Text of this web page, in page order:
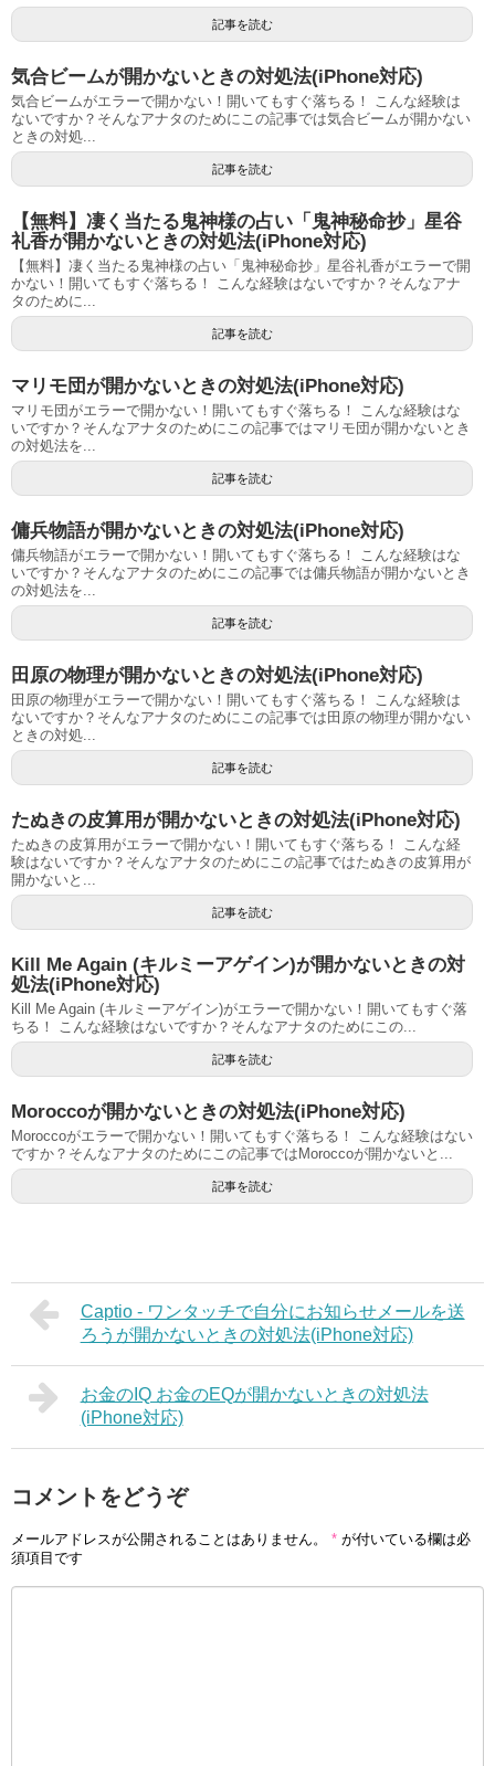
記事を読む
気合ビームが開かないときの対処法(iPhone対応)
気合ビームがエラーで開かない！開いてもすぐ落ちる！ こんな経験は
ないですか？そんなアナタのためにこの記事では気合ビームが開かない
ときの対処...
記事を読む
【無料】凄く当たる鬼神様の占い「鬼神秘命抄」星谷
礼香が開かないときの対処法(iPhone対応)
【無料】凄く当たる鬼神様の占い「鬼神秘命抄」星谷礼香がエラーで開
かない！開いてもすぐ落ちる！ こんな経験はないですか？そんなアナ
タのために...
記事を読む
マリモ団が開かないときの対処法(iPhone対応)
マリモ団がエラーで開かない！開いてもすぐ落ちる！ こんな経験はな
いですか？そんなアナタのためにこの記事ではマリモ団が開かないとき
の対処法を...
記事を読む
傭兵物語が開かないときの対処法(iPhone対応)
傭兵物語がエラーで開かない！開いてもすぐ落ちる！ こんな経験はな
いですか？そんなアナタのためにこの記事では傭兵物語が開かないとき
の対処法を...
記事を読む
田原の物理が開かないときの対処法(iPhone対応)
田原の物理がエラーで開かない！開いてもすぐ落ちる！ こんな経験は
ないですか？そんなアナタのためにこの記事では田原の物理が開かない
ときの対処...
記事を読む
たぬきの皮算用が開かないときの対処法(iPhone対応)
たぬきの皮算用がエラーで開かない！開いてもすぐ落ちる！ こんな経
験はないですか？そんなアナタのためにこの記事ではたぬきの皮算用が
開かないと...
記事を読む
Kill Me Again (キルミーアゲイン)が開かないときの対
処法(iPhone対応)
Kill Me Again (キルミーアゲイン)がエラーで開かない！開いてもすぐ落
ちる！ こんな経験はないですか？そんなアナタのためにこの...
記事を読む
Moroccoが開かないときの対処法(iPhone対応)
Moroccoがエラーで開かない！開いてもすぐ落ちる！ こんな経験はない
ですか？そんなアナタのためにこの記事ではMoroccoが開かないと...
記事を読む
Captio - ワンタッチで自分にお知らせメールを送
ろうが開かないときの対処法(iPhone対応)
お金のIQ お金のEQが開かないときの対処法
(iPhone対応)
コメントをどうぞ
メールアドレスが公開されることはありません。 * が付いている欄は必
須項目です